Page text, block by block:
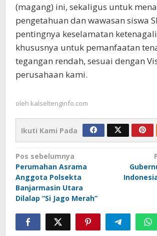
(magang) ini, sekaligus untuk
pengetahuan dan wawasan siswa
pentingnya keselamatan
khususnya untuk pemanfaatan
tegangan rendah, sesuai dengan
perusahaan kami.
oleh kalseltenginfo.com
Ikuti Kami Pada
Navigasi
pos
Pos sebelumnya
Perumahan Asrama
Anggota Polsekta
Banjarmasin Utara
Dilalap “Si Jago Merah”